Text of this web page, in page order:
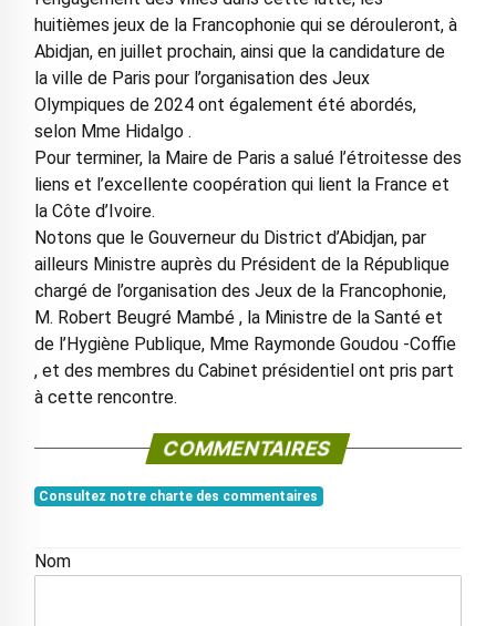
huitièmes jeux de la Francophonie qui se dérouleront, à
Abidjan, en juillet prochain, ainsi que la candidature de
la ville de Paris pour l’organisation des Jeux
Olympiques de 2024 ont également été abordés,
selon Mme Hidalgo .
Pour terminer, la Maire de Paris a salué l’étroitesse des
liens et l’excellente coopération qui lient la France et
la Côte d’Ivoire.
Notons que le Gouverneur du District d’Abidjan, par
ailleurs Ministre auprès du Président de la République
chargé de l’organisation des Jeux de la Francophonie,
M. Robert Beugré Mambé , la Ministre de la Santé et
de l’Hygiène Publique, Mme Raymonde Goudou -Coffie
, et des membres du Cabinet présidentiel ont pris part
à cette rencontre.
COMMENTAIRES
Consultez notre charte des commentaires
Nom